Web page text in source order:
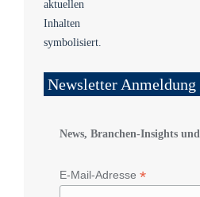
Newsletter Anmeldung
News, Branchen-Insights
E-Mail-Adresse *